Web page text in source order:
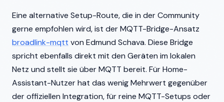
Eine alternative Setup-Route, die in der Community
gerne empfohlen wird, ist der MQTT-Bridge-Ansatz
broadlink-mqtt von Edmund Schava. Diese Bridge
spricht ebenfalls direkt mit den Geräten im lokalen
Netz und stellt sie über MQTT bereit. Für Home-
Assistant-Nutzer hat das wenig Mehrwert gegenüber
der offiziellen Integration, für reine MQTT-Setups oder